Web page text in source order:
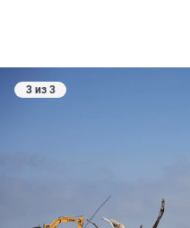
3 из 3